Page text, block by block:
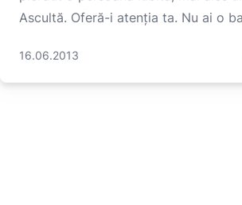
Ascultă. Oferă-i atenţia ta. Nu ai o
16.06.2013